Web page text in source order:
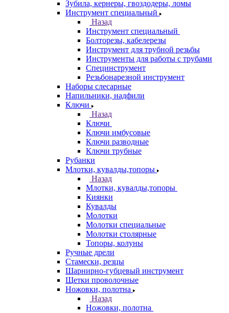
Зубила, кернеры, гвоздодеры, ломы
Инструмент специальный
Назад
Инструмент специальный
Болторезы, кабелерезы
Инструмент для трубной резьбы
Инструменты для работы с трубами
Специнструмент
Резьбонарезной инструмент
Наборы слесарные
Напильники, надфили
Ключи
Назад
Ключи
Ключи имбусовые
Ключи разводные
Ключи трубные
Рубанки
Млотки, кувалды,топоры
Назад
Млотки, кувалды,топоры
Киянки
Кувалды
Молотки
Молотки специальные
Молотки столярные
Топоры, колуны
Ручные дрели
Стамески, резцы
Шарнирно-губцевый инструмент
Щетки проволочные
Ножовки, полотна
Назад
Ножовки, полотна